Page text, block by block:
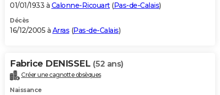
01/01/1933 à Calonne-Ricouart(Pas-de-Calais)
Décès
16/12/2005 à Arras (Pas-de-Calais)
Fabrice DENISSEL (52 ans)
Créer une cagnotte obsèques
Naissance